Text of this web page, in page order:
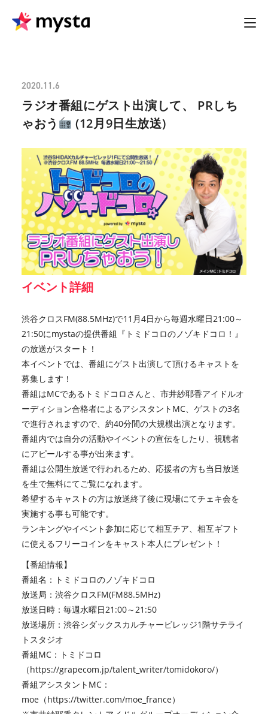
2020.11.6
ラジオ番組にゲスト出演して、 PRしち
ゃおう
(12月9日生放送)
イベント詳細
渋谷クロスFM(88.5MHz)で11月4日から毎週水曜日21:00～
21:50にmystaの提供番組『トミドコロのノゾキドコロ！』
の放送がスタート！
本イベントでは、番組にゲスト出演して頂けるキャストを
募集します！
番組はMCであるトミドコロさんと、市井紗耶香アイドルオ
ーディション合格者によるアシスタントMC、ゲストの3名
で進行されますので、約40分間の大規模出演となります。
番組内では自分の活動やイベントの宣伝をしたり、視聴者
にアピールする事が出来ます。
番組は公開生放送で行われるため、応援者の方も当日放送
を生で無料にてご覧になれます。
希望するキャストの方は放送終了後に現場にてチェキ会を
実施する事も可能です。
ランキングやイベント参加に応じて相互チア、相互ギフト
に使えるフリーコインをキャスト本人にプレゼント！
【番組情報】
番組名：トミドコロのノゾキドコロ
放送局：渋谷クロスFM(FM88.5MHz)
放送日時：毎週水曜日21:00～21:50
放送場所：渋谷シダックスカルチャービレッジ1階サテライ
トスタジオ
番組MC：トミドコロ
（https://grapecom.jp/talent_writer/tomidokoro/）
番組アシスタントMC：
moe（https://twitter.com/moe_france）